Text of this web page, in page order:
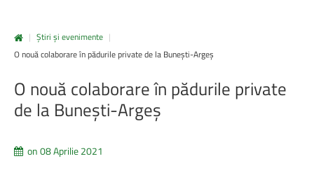
| Știri și evenimente |
O nouă colaborare în pădurile private de la Bunești-Argeș
O nouă colaborareîn pădurile private
de la Bunești-Argeș
on 08 Aprilie 2021